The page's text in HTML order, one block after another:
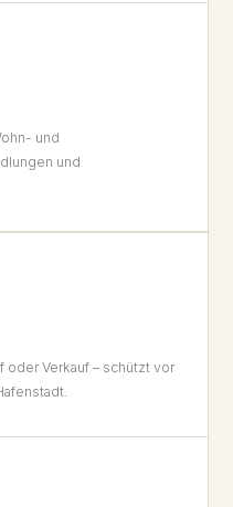
und
und
oder Verkauf – schützt vor